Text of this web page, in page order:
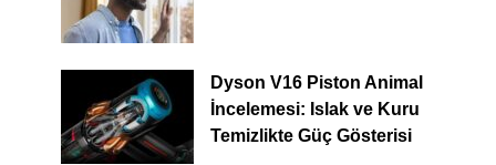
Dyson V16 Piston Animal
İncelemesi: Islak ve Kuru
Temizlikte Güç Gösterisi